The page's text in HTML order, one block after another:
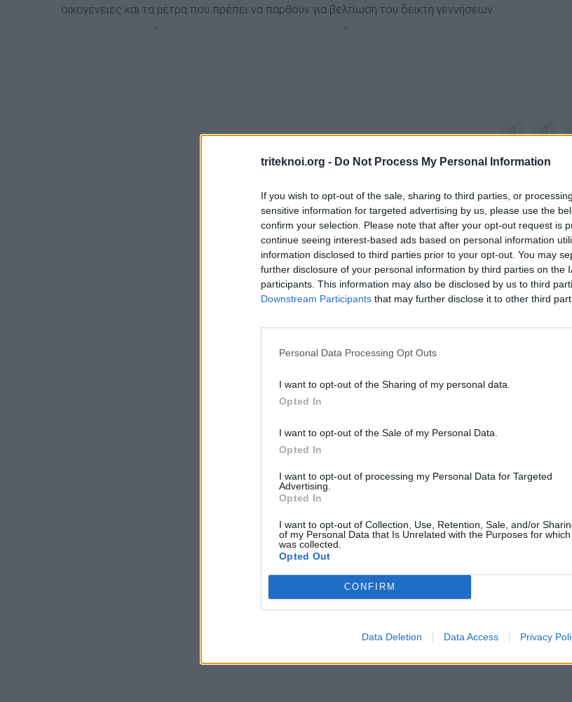
triteknoi.org - Do Not Process My Personal Information
If you wish to opt-out of the sale, sharing to third parties, or
sensitive information for targeted advertising by us, please use the
confirm your selection. Please note that after your opt-out request is
continue seeing interest-based ads based on personal information
information disclosed to third parties prior to your opt-out. You may
further disclosure of your personal information by third parties on the
participants. This information may also be disclosed by us to third
Downstream Participants that may further disclose it to other third
Personal Data Processing Opt Outs
I want to opt-out of the Sharing of my personal data.
Opted In
I want to opt-out of the Sale of my Personal Data.
Opted In
I want to opt-out of processing my Personal Data for Targeted
Advertising.
Opted In
I want to opt-out of Collection, Use, Retention, Sale, and/or
of my Personal Data that Is Unrelated with the Purposes for
was collected.
Opted Out
CONFIRM
Data Deletion Data Access Privacy
οικογένειες και τα μέτρα που πρέπει να παρθούν για βελτίωση του δείκτη γεννήσεων.